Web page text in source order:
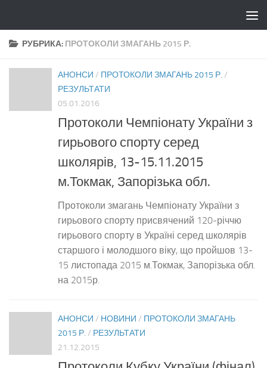
РУБРИКА: ПРОТОКОЛИ ЗМАГАНЬ 2015 Р.
АНОНСИ / ПРОТОКОЛИ ЗМАГАНЬ 2015 Р. /
РЕЗУЛЬТАТИ
05.01.2016
Протоколи Чемпіонату України з
гирьового спорту серед
школярів, 13-15.11.2015
м.Токмак, Запорізька обл.
Протоколи змагань Чемпіонату України з
гирьового спорту присвячений 120-річчю
гирьового спорту в Україні серед школярів
старшого і молодшого віку, що пройшов 13-
15 листопада 2015 м.Токмак, Запорізька обл.
на 2015р.
АНОНСИ / НОВИНИ / ПРОТОКОЛИ ЗМАГАНЬ
2015 Р. / РЕЗУЛЬТАТИ
21.12.2015